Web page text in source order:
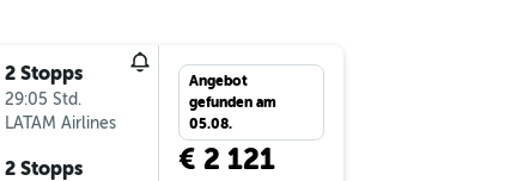
2 Stopps
29:05 Std.
LATAM Airlines
2 Stopps
Angebot
gefunden am
05.08.
€ 2 121